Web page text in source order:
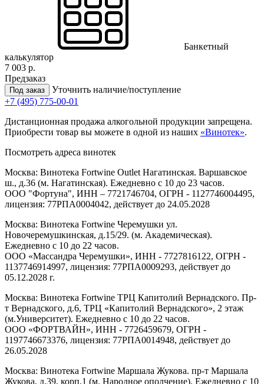
Банкетный
калькулятор
7 003 р.
Предзаказ
Под заказ
Уточнить наличие/поступление
+7 (495) 775-00-01
Дистанционная продажа алкогольной продукции запрещена.
Приобрести товар вы можете в одной из наших «Винотек».
Посмотреть адреса винотек
Москва: Винотека Fortwine Outlet Нагатинская. Варшавское
ш., д.36 (м. Нагатинская). Ежедневно с 10 до 23 часов.
ООО "Фортуна", ИНН – 7721746704, ОГРН - 1127746004495,
лицензия: 77РПА0004042, действует до 24.05.2028
Москва: Винотека Fortwine Черемушки ул.
Новочеремушкинская, д.15/29. (м. Академическая).
Ежедневно с 10 до 22 часов.
ООО «Массандра Черемушки», ИНН - 7727816122, ОГРН -
1137746914997, лицензия: 77РПА0009293, действует до
05.12.2028 г.
Москва: Винотека Fortwine ТРЦ Капитолий Вернадского. Пр-
т Вернадского, д.6, ТРЦ «Капитолий Вернадского», 2 этаж
(м.Университет). Ежедневно с 10 до 22 часов.
ООО «ФОРТВАЙН», ИНН - 7726459679, ОГРН -
1197746673376, лицензия: 77РПА0014948, действует до
26.05.2028
Москва: Винотека Fortwine Маршала Жукова. пр-т Маршала
Жукова, д.39, корп.1 (м. Народное ополчение). Ежедневно с 10